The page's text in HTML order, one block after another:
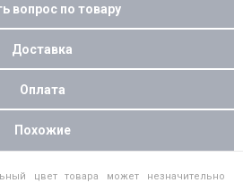
вопрос по товару
Доставка
Оплата
Похожие
цвет товара может незначительно